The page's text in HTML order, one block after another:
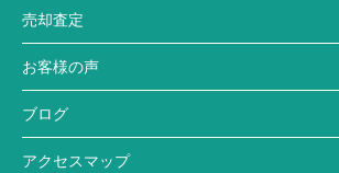
売却査定
お客様の声
ブログ
アクセスマップ